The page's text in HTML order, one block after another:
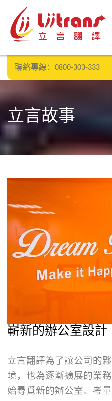
聯絡專線：0800-303-333
立言故事
全
嶄新的辦公室設計
立言翻譯為了讓公司的
境，也為逐漸擴展的業
始尋覓新的辦公室。考